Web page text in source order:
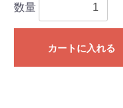
数量
カートに入れる